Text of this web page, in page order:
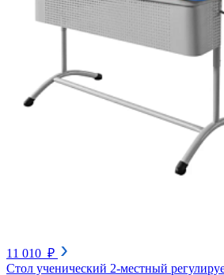
11 010 ₽
Стол ученический 2-местный